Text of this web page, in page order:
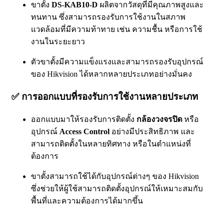
ขาตั้ง DS-KAB10-D ผลิตจากวัสดุที่มีคุณภาพสูงและ
ทนทาน ซึ่งสามารถรองรับการใช้งานในสภาพ
แวดล้อมที่มีความท้าทาย เช่น ความชื้น หรือการใช้
งานในระยะยาว
ตัวขาตั้งมีความแข็งแรงและสามารถรองรับอุปกรณ์
ของ Hikvision ได้หลากหลายประเภทอย่างมั่นคง
✅ การออกแบบที่รองรับการใช้งานหลายประเภท
ออกแบบมาให้รองรับการติดตั้ง กล้องวงจรปิด หรือ
อุปกรณ์ Access Control อย่างมีประสิทธิภาพ และ
สามารถติดตั้งในหลายทิศทาง หรือในตำแหน่งที่
ต้องการ
ขาตั้งสามารถใช้ได้กับอุปกรณ์ต่างๆ ของ Hikvision
ซึ่งช่วยให้ผู้ใช้สามารถติดตั้งอุปกรณ์ให้เหมาะสมกับ
พื้นที่และความต้องการได้มากขึ้น